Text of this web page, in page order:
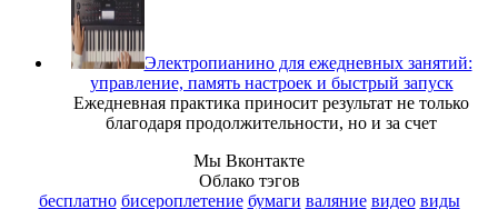
Электропианино для ежедневных занятий:
управление, память настроек и быстрый запуск
Ежедневная практика приносит результат не только
благодаря продолжительности, но и за счет
Мы Вконтакте
Облако тэгов
бесплатно бисероплетение бумаги валяние видео виды